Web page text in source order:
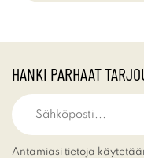
HANKI PARHAAT
Antamiasi tietoja